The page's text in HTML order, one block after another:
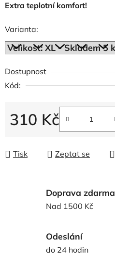
Extra teplotní komfort!
Varianta:
Dostupnost
Kód:
310 Kč
Tisk Zeptat se
Doprava zdarma
Nad 1500 Kč
Odeslání
do 24 hodin